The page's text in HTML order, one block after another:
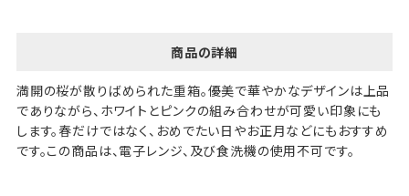
商品の詳細
満開の桜が散りばめられた重箱。優美で華やかなデザインは上品
でありながら、ホワイトとピンクの組み合わせが可愛い印象にも
します。春だけではなく、おめでたい日やお正月などにもおすすめ
です。この商品は、電子レンジ、及び食洗機の使用不可です。